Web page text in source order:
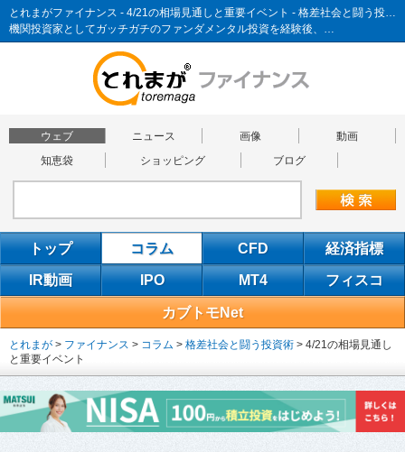
とれまがファイナンス - 4/21の相場見通しと重要イベント - 格差社会と闘う投資術
機関投資家としてガッチガチのファンダメンタル投資を経験後、…
ウェブ ニュース 画像
動画
知恵袋
ショッピング ブログ
トップ コラム CFD 経済指標
IR動画 IPO MT4 フィスコ
カブトモNet
とれまが > ファイナンス > コラム > 格差社会と闘う投資術 > 4/21の相場見通し
と重要イベント